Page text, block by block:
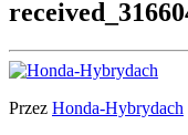
Przez Honda-Hybrydach